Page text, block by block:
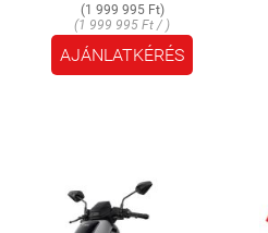
(1 999 995 Ft)
(1 999 995 Ft / )
AJÁNLATKÉRÉS